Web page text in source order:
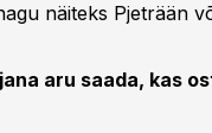
näiteks Pjeträän
aru saada, kas